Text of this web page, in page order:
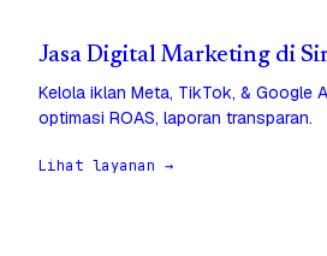
Jasa Digital Marketing di
Kelola iklan Meta, TikTok, & Google
optimasi ROAS, laporan transparan.
Lihat layanan →